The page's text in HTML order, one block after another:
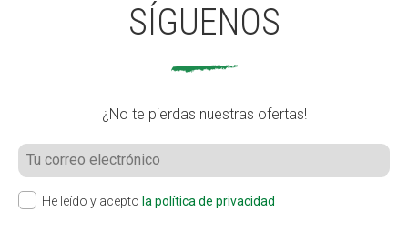
SÍGUENOS
¿No te pierdas nuestras ofertas!
He leído y acepto la política de privacidad